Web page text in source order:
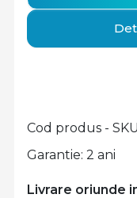
Livrare oriunde
Cod produs - SKU
Garantie: 2 ani